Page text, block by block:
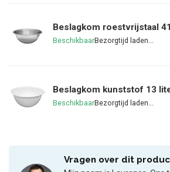
Beslagkom roestvrijstaal
Beschikbaar
Beslagkom kunststof 13
Beschikbaar
Vragen over dit